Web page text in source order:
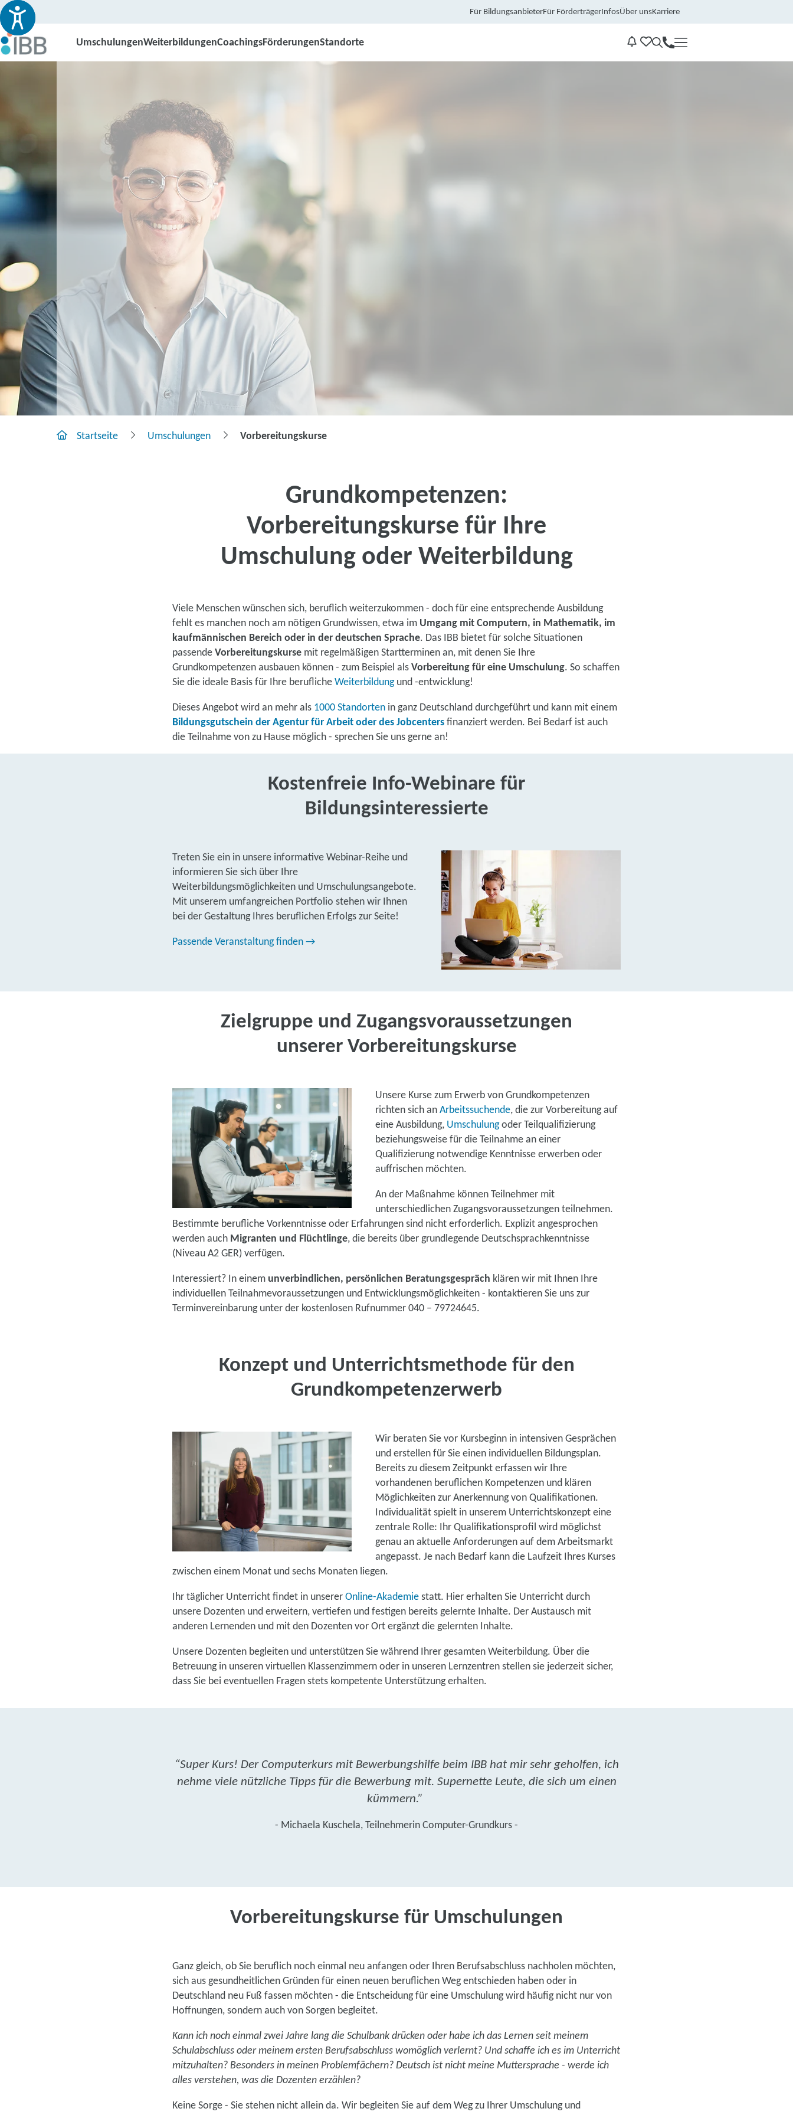
Für BildungsanbieterFür FörderträgerInfosÜber unsKarriere
UmschulungenWeiterbildungenCoachingsFörderungenStandorte
Kontakt
Mit Vorbereitungskursen Wissen auffrischen und Neues lernen
Passgenaue Inhalte für Ihre Umschulung oder Weiterbildung
Bis zu 100 % Förderung
Kontaktieren Sie uns jetzt
Zur Kursliste
Startseite Umschulungen Vorbereitungskurse
Grundkompetenzen:
Vorbereitungskurse für Ihre
Umschulung oder Weiterbildung
Viele Menschen wünschen sich, beruflich weiterzukommen - doch für eine entsprechende Ausbildung
fehlt es manchen noch am nötigen Grundwissen, etwa im Umgang mit Computern, in Mathematik, im
kaufmännischen Bereich oder in der deutschen Sprache. Das IBB bietet für solche Situationen
passende Vorbereitungskurse mit regelmäßigen Startterminen an, mit denen Sie Ihre
Grundkompetenzen ausbauen können - zum Beispiel als Vorbereitung für eine Umschulung. So schaffen
Sie die ideale Basis für Ihre berufliche Weiterbildungund -entwicklung!
Dieses Angebot wird an mehr als 1000 Standorten in ganz Deutschland durchgeführt und kann mit einem
Bildungsgutschein der Agentur für Arbeit oder des Jobcenters finanziert werden. Bei Bedarf ist auch
die Teilnahme von zu Hause möglich - sprechen Sie uns gerne an!
Kostenfreie Info-Webinare für
Bildungsinteressierte
Treten Sie ein in unsere informative Webinar-Reihe und
informieren Sie sich über Ihre
Weiterbildungsmöglichkeiten und Umschulungsangebote.
Mit unserem umfangreichen Portfolio stehen wir Ihnen
bei der Gestaltung Ihres beruflichen Erfolgs zur Seite!
Passende Veranstaltung finden →
Zielgruppe und Zugangsvoraussetzungen
unserer Vorbereitungskurse
Unsere Kurse zum Erwerb von Grundkompetenzen
richten sich an Arbeitssuchende, die zur Vorbereitung auf
eine Ausbildung, Umschulungoder Teilqualifizierung
beziehungsweise für die Teilnahme an einer
Qualifizierung notwendige Kenntnisse erwerben oder
auffrischen möchten.
An der Maßnahme können Teilnehmer mit
unterschiedlichen Zugangsvoraussetzungen teilnehmen.
Bestimmte berufliche Vorkenntnisse oder Erfahrungen sind nicht erforderlich. Explizit angesprochen
werden auch Migranten und Flüchtlinge, die bereits über grundlegende Deutschsprachkenntnisse
(Niveau A2 GER) verfügen.
Interessiert? In einem unverbindlichen, persönlichen Beratungsgespräch klären wir mit Ihnen Ihre
individuellen Teilnahmevoraussetzungen und Entwicklungsmöglichkeiten - kontaktieren Sie uns zur
Terminvereinbarung unter der kostenlosen Rufnummer 040 – 79724645.
Konzept und Unterrichtsmethode für den
Grundkompetenzerwerb
Wir beraten Sie vor Kursbeginn in intensiven Gesprächen
und erstellen für Sie einen individuellen Bildungsplan.
Bereits zu diesem Zeitpunkt erfassen wir Ihre
vorhandenen beruflichen Kompetenzen und klären
Möglichkeiten zur Anerkennung von Qualifikationen.
Individualität spielt in unserem Unterrichtskonzept eine
zentrale Rolle: Ihr Qualifikationsprofil wird möglichst
genau an aktuelle Anforderungen auf dem Arbeitsmarkt
angepasst. Je nach Bedarf kann die Laufzeit Ihres Kurses
zwischen einem Monat und sechs Monaten liegen.
Ihr täglicher Unterricht findet in unserer Online-Akademie statt. Hier erhalten Sie Unterricht durch
unsere Dozenten und erweitern, vertiefen und festigen bereits gelernte Inhalte. Der Austausch mit
anderen Lernenden und mit den Dozenten vor Ort ergänzt die gelernten Inhalte.
Unsere Dozenten begleiten und unterstützen Sie während Ihrer gesamten Weiterbildung. Über die
Betreuung in unseren virtuellen Klassenzimmern oder in unseren Lernzentren stellen sie jederzeit sicher,
dass Sie bei eventuellen Fragen stets kompetente Unterstützung erhalten.
“Super Kurs! Der Computerkurs mit Bewerbungshilfe beim IBB hat mir sehr geholfen, ich
nehme viele nützliche Tipps für die Bewerbung mit. Supernette Leute, die sich um einen
kümmern.”
- Michaela Kuschela, Teilnehmerin Computer-Grundkurs -
Vorbereitungskurse für Umschulungen
Ganz gleich, ob Sie beruflich noch einmal neu anfangen oder Ihren Berufsabschluss nachholen möchten,
sich aus gesundheitlichen Gründen für einen neuen beruflichen Weg entschieden haben oder in
Deutschland neu Fuß fassen möchten - die Entscheidung für eine Umschulung wird häufig nicht nur von
Hoffnungen, sondern auch von Sorgen begleitet.
Kann ich noch einmal zwei Jahre lang die Schulbank drücken oder habe ich das Lernen seit meinem
Schulabschluss oder meinem ersten Berufsabschluss womöglich verlernt? Und schaffe ich es im Unterricht
mitzuhalten? Besonders in meinen Problemfächern? Deutsch ist nicht meine Muttersprache - werde ich
alles verstehen, was die Dozenten erzählen?
Keine Sorge - Sie stehen nicht allein da. Wir begleiten Sie auf dem Weg zu Ihrer Umschulung und